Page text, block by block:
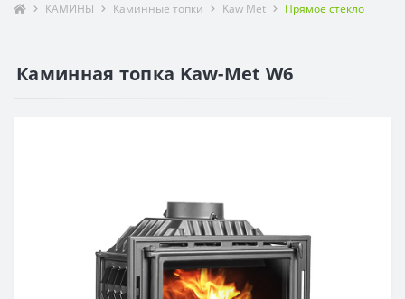
КАМИНЫ Каминные топки Kaw Met Прямое стекло
Каминная топка Kaw-Met W6